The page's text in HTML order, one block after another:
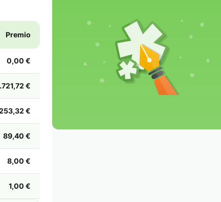
Premio
0,00 €
€
€
89,40 €
8,00 €
1,00 €
2025 2023
2021
2018 2017 2016
2013 2012 2011 2010
2009
2006 2005 2004
2002
2001 2000 1999 1998
1994 1993 1992
1991
1986 1985